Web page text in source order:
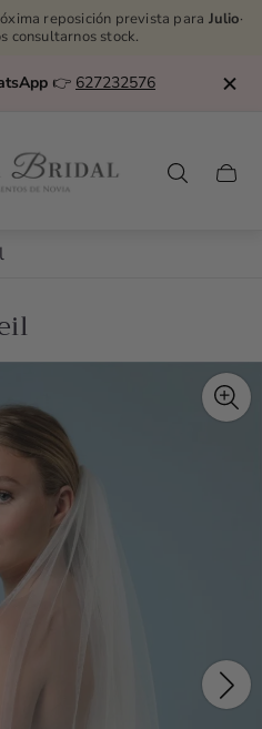
reposición prevista para Julio·
consultarnos stock.
👉 627232576
Store
logo"
Cart